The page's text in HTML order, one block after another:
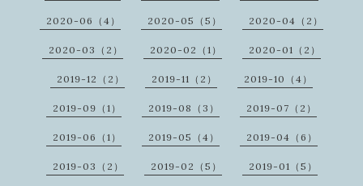
2020-06（4） 2020-05（5） 2020-04（2）
2020-03（2） 2020-02（1） 2020-01（2）
2019-12（2） 2019-11（2） 2019-10（4）
2019-09（1） 2019-08（3） 2019-07（2）
2019-06（1） 2019-05（4） 2019-04（6）
2019-03（2） 2019-02（5） 2019-01（5）